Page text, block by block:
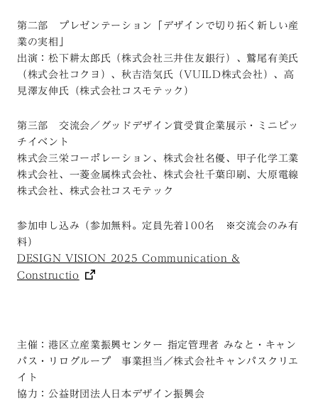
第二部 プレゼンテーション「デザインで切り拓く新しい産
業の実相」
出演：松下耕太郎氏（株式会社三井住友銀行）、鷲尾有美氏
（株式会社コクヨ）、秋吉浩気氏（VUILD株式会社）、高
見澤友伸氏（株式会社コスモテック）
第三部 交流会／グッドデザイン賞受賞企業展示・ミニピッ
チイベント
株式会三栄コーポレーション、株式会社名優、甲子化学工業
株式会社、一菱金属株式会社、株式会社千葉印刷、大原電線
株式会社、株式会社コスモテック
参加申し込み（参加無料。定員先着100名 ※交流会のみ有
料）
DESIGN VISION 2025 Communication &
Constructio
主催：港区立産業振興センター 指定管理者
みなと・キャン
パス・リログループ 事業担当／株式会社キャンパスクリエ
イト
協力：公益財団法人日本デザイン振興会